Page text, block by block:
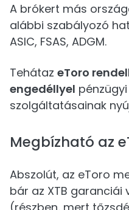
A brókert más
alábbi szabályozó
ASIC, FSAS, ADGM.
Tehátaz eToro
engedéllyel
szolgáltatásainak
Megbízható az
Abszolút, az eToro
bár az XTB